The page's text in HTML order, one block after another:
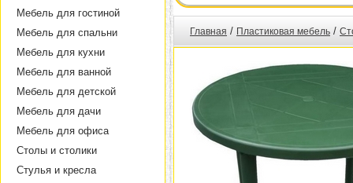
Мебель для гостиной
Мебель для спальни
Мебель для кухни
Мебель для ванной
Мебель для детской
Мебель для дачи
Мебель для офиса
Столы и столики
Стулья и кресла
Главная / Пластиковая мебель /